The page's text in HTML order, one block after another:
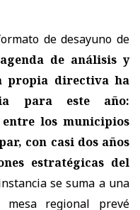
de desayuno de
de análisis y
propia directiva ha
para este año:
los municipios
con casi dos años
estratégicas del
se suma a una
regional prevé